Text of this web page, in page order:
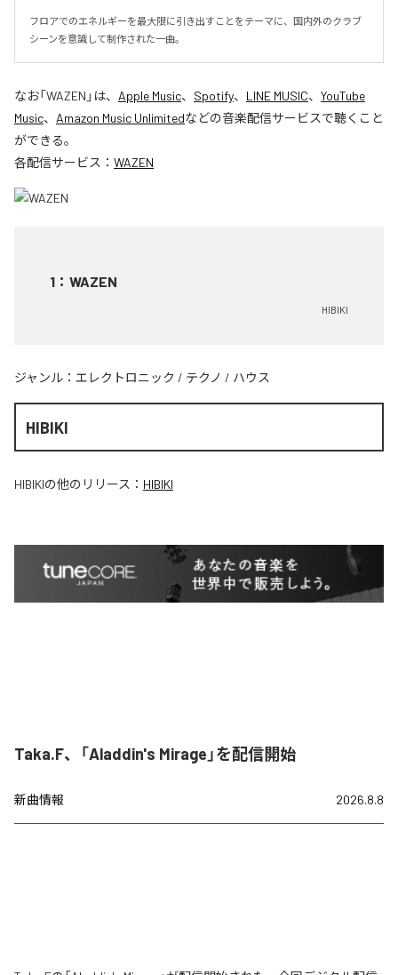
フロアでのエネルギーを最大限に引き出すことをテーマに、国内外のクラブ
シーンを意識して制作された一曲。
なお「WAZEN 」は、 Apple Music、 Spotify、 LINE MUSIC、 YouTube
Music、 Amazon Music Unlimitedなどの音楽配信サービスで聴くこと
ができる。
各配信サービス： WAZEN
1 ： WAZEN
HIBIKI
ジャンル： エレクトロニック / テクノ / ハウス
HIBIKI
HIBIKIの他のリリース： HIBIKI
Taka.F、「Aladdin's Mirage」を配信開始
新曲情報 2026.8.8